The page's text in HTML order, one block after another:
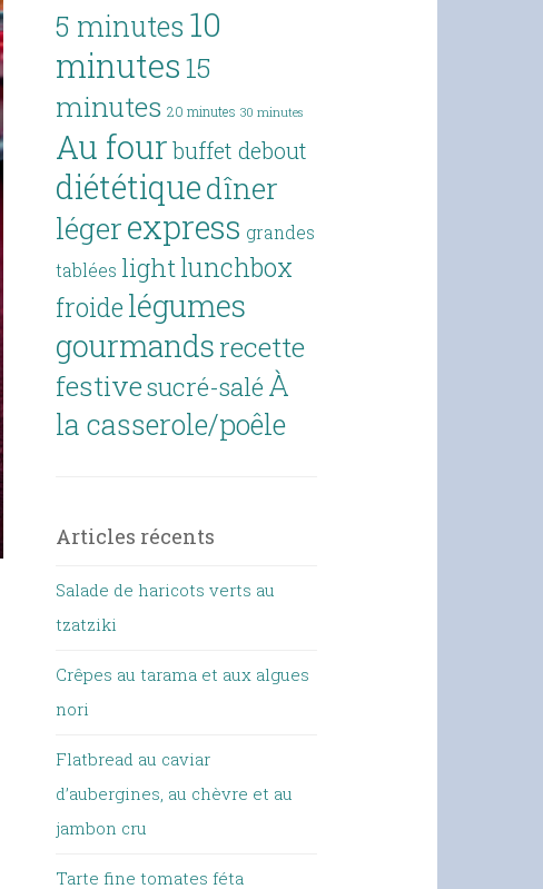
5 minutes 10
minutes15
minutes 20 minutes 30 minutes
Au four buffet debout
diététiquedîner
légerexpress grandes
tablées light lunchbox
froide légumes
gourmandsrecette
festivesucré-salé À
la casserole/poêle
Articles récents
Salade de haricots verts au
tzatziki
Crêpes au tarama et aux algues
nori
Flatbread au caviar
d’aubergines, au chèvre et au
jambon cru
Tarte fine tomates féta